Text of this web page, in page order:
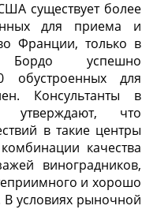
существует более
для приема и
Франции, только в
Бордо успешно
обустроенных для
Консультанты в
утверждают, что
в такие центры
качества
виноградников,
и хорошо
В условиях рыночной